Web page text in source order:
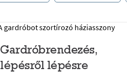
Gardróbrendezés,
lépésről lépésre